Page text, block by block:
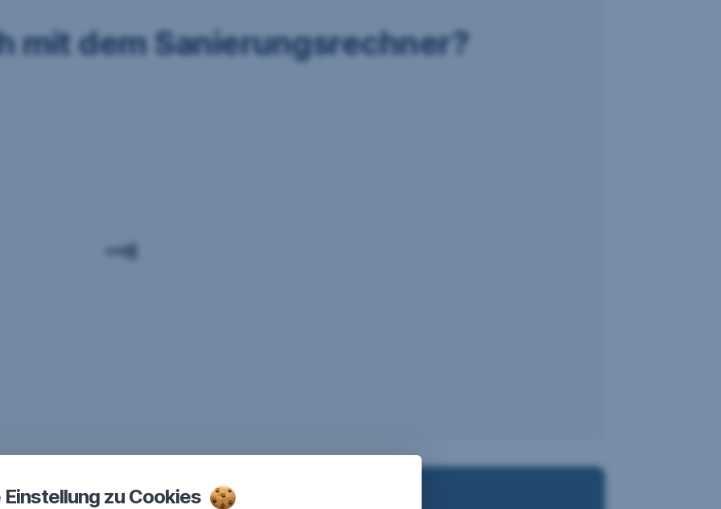
mit dem Sanierungsrechner?
Einstellung zu Cookies